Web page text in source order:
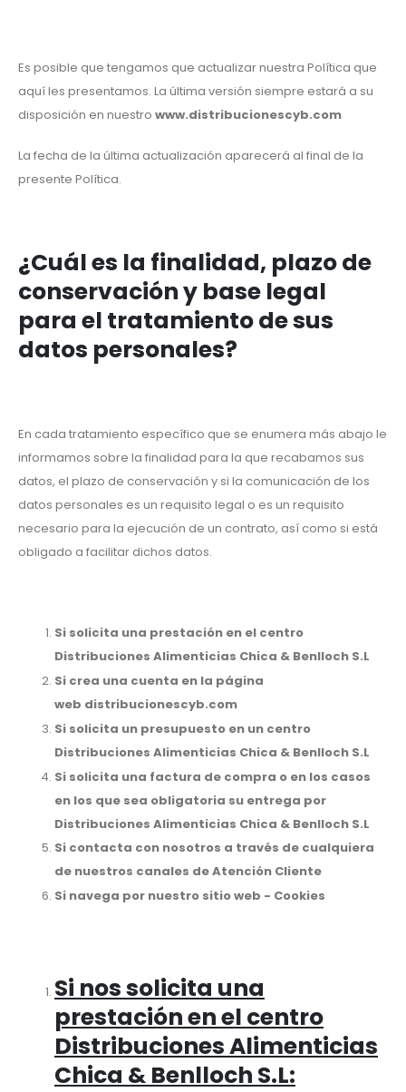
Es posible que tengamos que actualizar nuestra Política que
aquí les presentamos. La última versión siempre estará a su
disposición en nuestro www.distribucionescyb.com
La fecha de la última actualización aparecerá al final de la
presente Política.
¿Cuál es la finalidad, plazo de
conservación y base legal
para el tratamiento de sus
datos personales?
En cada tratamiento específico que se enumera más abajo le
informamos sobre la finalidad para la que recabamos sus
datos, el plazo de conservación y si la comunicación de los
datos personales es un requisito legal o es un requisito
necesario para la ejecución de un contrato, así como si está
obligado a facilitar dichos datos.
Si solicita una prestación en el centro
Distribuciones Alimenticias Chica & Benlloch S.L
Si crea una cuenta en la página
web distribucionescyb.com
Si solicita un presupuesto en un centro
Distribuciones Alimenticias Chica & Benlloch S.L
Si solicita una factura de compra o en los casos
en los que sea obligatoria su entrega por
Distribuciones Alimenticias Chica & Benlloch S.L
Si contacta con nosotros a través de cualquiera
de nuestros canales de Atención Cliente
Si navega por nuestro sitio web - Cookies
Si nos solicita una
prestación en el centro
Distribuciones Alimenticias
Chica & Benlloch S.L: